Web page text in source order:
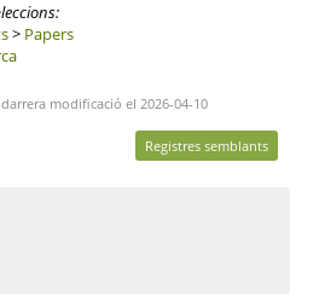
> Papers
modificació el 2026-04-10
Registres semblants